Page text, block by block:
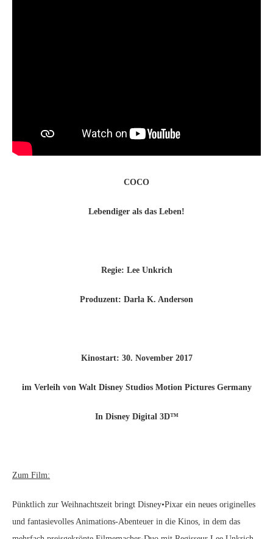
COCO
Lebendiger als das Leben!
Regie: Lee Unkrich
Produzent: Darla K. Anderson
Kinostart: 30. November 2017
im Verleih von Walt Disney Studios Motion Pictures Germany
In Disney Digital 3D™
Zum Film:
Pünktlich zur Weihnachtszeit bringt Disney•Pixar ein neues originelles
und fantasievolles Animations-Abenteuer in die Kinos, in dem das